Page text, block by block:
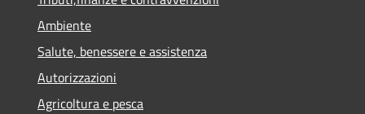
Ambiente
Salute, benessere e assistenza
Autorizzazioni
Agricoltura e pesca